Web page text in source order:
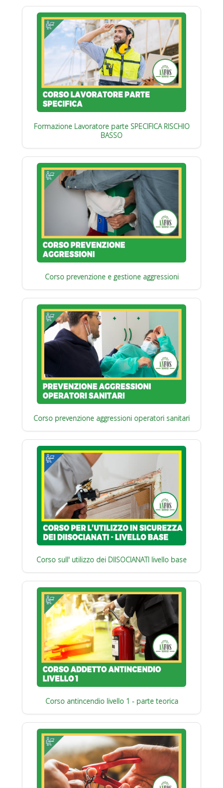
Formazione Lavoratore parte SPECIFICA RISCHIO
BASSO
Corso prevenzione e gestione aggressioni
Corso prevenzione aggressioni operatori sanitari
Corso sull' utilizzo dei DIISOCIANATI livello base
Corso antincendio livello 1 - parte teorica